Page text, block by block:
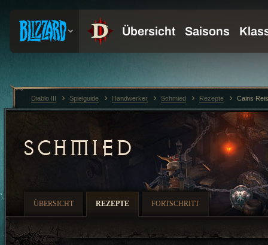
SCHMIED
ÜBERSICHT REZEPTE FORTSCHRITT
Diablo III Spielguide Handwerker Schmied Rezepte Cains